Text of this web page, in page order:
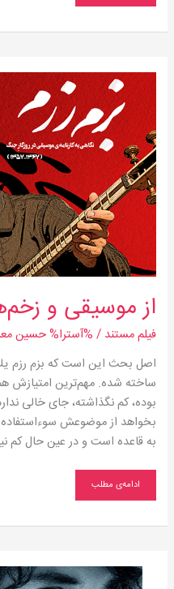
از موسیقی و
فیلم مستند / %آسترا%حسین
اصل بحث این است كه بزم رزم
ساخته شده. مهم‌ترین امتیازش
بوده، كم نگذاشته، جای خالی
بخواهد از موضوعش
به قاعده است و در عین حال كم
از
موسیقی
و
زخم‌های
دیگر
ادامه‌ی مطلب
کی